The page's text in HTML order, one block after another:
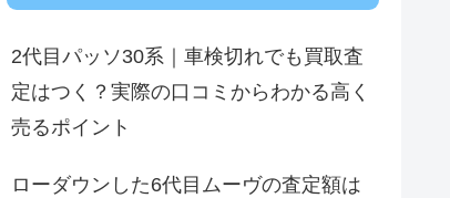
2代目パッソ30系｜車検切れでも買取査
定はつく？実際の口コミからわかる高く
売るポイント
ローダウンした6代目ムーヴの査定額は